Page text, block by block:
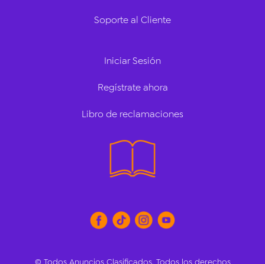
Soporte al Cliente
Iniciar Sesión
Regístrate ahora
Libro de reclamaciones
© Todos Anuncios Clasificados. Todos los derechos